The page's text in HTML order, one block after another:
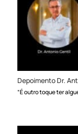
Depoimento Dr.
“É outro toque ter